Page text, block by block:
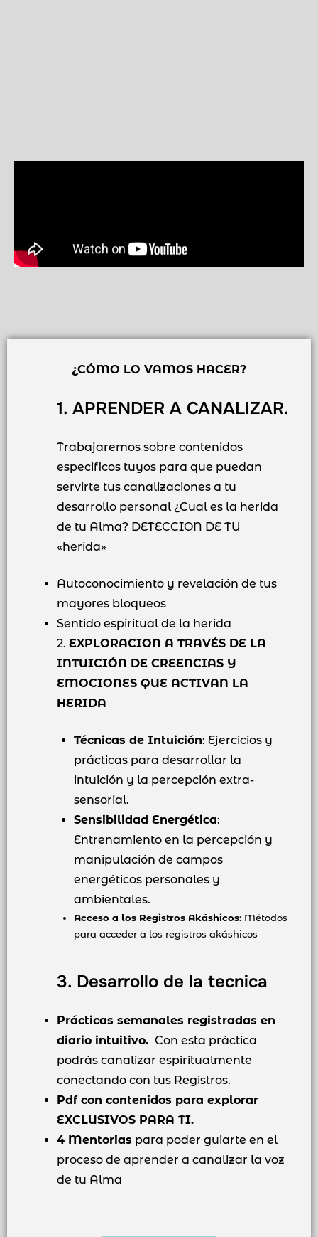
¿CÓMO LO VAMOS HACER?
1. APRENDER A CANALIZAR.
Trabajaremos sobre contenidos
especificos tuyos para que puedan
servirte tus canalizaciones a tu
desarrollo personal ¿Cual es la herida
de tu Alma? DETECCION DE TU
«herida»
Autoconocimiento y revelación de tus
mayores bloqueos
Sentido espiritual de la herida
2. EXPLORACION A TRAVÉS DE LA
INTUICIÓN DE CREENCIAS Y
EMOCIONES QUE ACTIVAN LA
HERIDA
Técnicas de Intuición: Ejercicios y
prácticas para desarrollar la
intuición y la percepción extra-
sensorial.
Sensibilidad Energética:
Entrenamiento en la percepción y
manipulación de campos
energéticos personales y
ambientales.
Acceso a los Registros Akáshicos: Métodos
para acceder a los registros akáshicos
3. Desarrollo de la tecnica
Prácticas semanales registradas en
diario intuitivo. Con esta práctica
podrás canalizar espiritualmente
conectando con tus Registros.
Pdf con contenidos para explorar
EXCLUSIVOS PARA TI.
4 Mentorias para poder guiarte en el
proceso de aprender a canalizar la voz
de tu Alma